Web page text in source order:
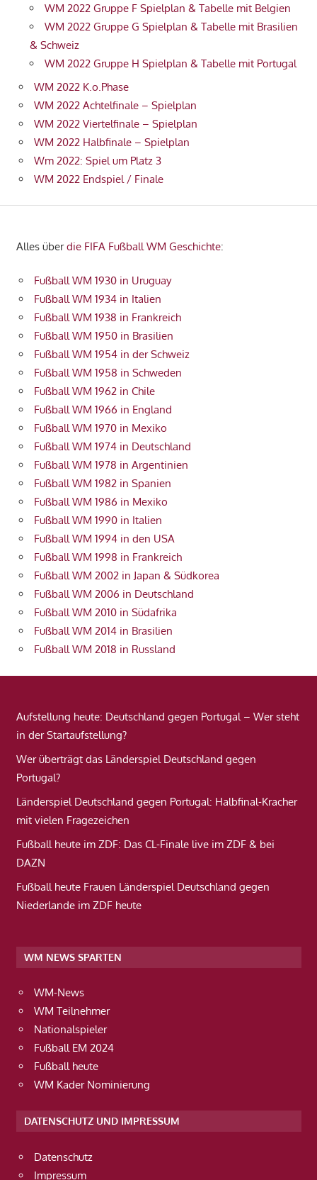
WM 2022 Gruppe F Spielplan & Tabelle mit Belgien
WM 2022 Gruppe G Spielplan & Tabelle mit Brasilien
& Schweiz
WM 2022 Gruppe H Spielplan & Tabelle mit Portugal
WM 2022 K.o.Phase
WM 2022 Achtelfinale – Spielplan
WM 2022 Viertelfinale – Spielplan
WM 2022 Halbfinale – Spielplan
Wm 2022: Spiel um Platz 3
WM 2022 Endspiel / Finale
Alles überdie FIFA Fußball WM Geschichte:
Fußball WM 1930 in Uruguay
Fußball WM 1934 in Italien
Fußball WM 1938 in Frankreich
Fußball WM 1950 in Brasilien
Fußball WM 1954 in der Schweiz
Fußball WM 1958 in Schweden
Fußball WM 1962 in Chile
Fußball WM 1966 in England
Fußball WM 1970 in Mexiko
Fußball WM 1974 in Deutschland
Fußball WM 1978 in Argentinien
Fußball WM 1982 in Spanien
Fußball WM 1986 in Mexiko
Fußball WM 1990 in Italien
Fußball WM 1994 in den USA
Fußball WM 1998 in Frankreich
Fußball WM 2002 in Japan & Südkorea
Fußball WM 2006 in Deutschland
Fußball WM 2010 in Südafrika
Fußball WM 2014 in Brasilien
Fußball WM 2018 in Russland
Aufstellung heute: Deutschland gegen Portugal – Wer steht
in der Startaufstellung?
Wer überträgt das Länderspiel Deutschland gegen
Portugal?
Länderspiel Deutschland gegen Portugal: Halbfinal-Kracher
mit vielen Fragezeichen
Fußball heute im ZDF: Das CL-Finale live im ZDF & bei
DAZN
Fußball heute Frauen Länderspiel Deutschland gegen
Niederlande im ZDF heute
WM NEWS SPARTEN
WM-News
WM Teilnehmer
Nationalspieler
Fußball EM 2024
Fußball heute
WM Kader Nominierung
DATENSCHUTZ UND IMPRESSUM
Datenschutz
Impressum